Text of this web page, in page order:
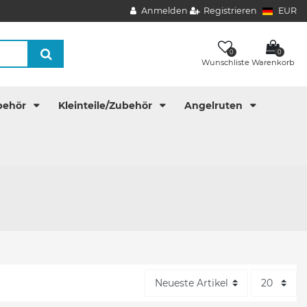
Anmelden Registrieren EUR
0
Wunschliste
0
Warenkorb
Kleinteile/Zubehör Angelruten